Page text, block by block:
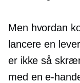
Men hvordan
lancere en
er ikke så
med en e-